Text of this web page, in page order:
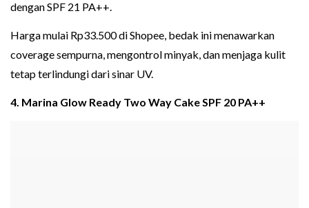
dengan SPF 21 PA++.
Harga mulai Rp33.500 di Shopee, bedak ini menawarkan
coverage sempurna, mengontrol minyak, dan menjaga kulit
tetap terlindungi dari sinar UV.
4. Marina Glow Ready Two Way Cake SPF 20 PA++